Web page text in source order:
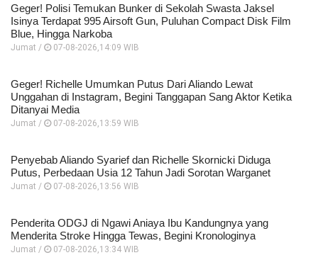
Geger! Polisi Temukan Bunker di Sekolah Swasta Jaksel
Isinya Terdapat 995 Airsoft Gun, Puluhan Compact Disk Film
Blue, Hingga Narkoba
Jumat / 07-08-2026,14:09 WIB
Geger! Richelle Umumkan Putus Dari Aliando Lewat
Unggahan di Instagram, Begini Tanggapan Sang Aktor Ketika
Ditanyai Media
Jumat / 07-08-2026,13:59 WIB
Penyebab Aliando Syarief dan Richelle Skornicki Diduga
Putus, Perbedaan Usia 12 Tahun Jadi Sorotan Warganet
Jumat / 07-08-2026,13:56 WIB
Penderita ODGJ di Ngawi Aniaya Ibu Kandungnya yang
Menderita Stroke Hingga Tewas, Begini Kronologinya
Jumat / 07-08-2026,13:34 WIB